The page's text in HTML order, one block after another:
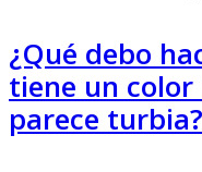
¿Qué debo
tiene un color
parece turbia?